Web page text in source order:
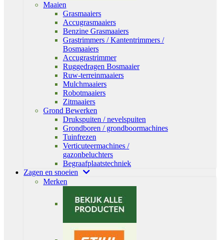
Maaien
Grasmaaiers
Accugrasmaaiers
Benzine Grasmaaiers
Grastrimmers / Kantentrimmers /
Bosmaaiers
Accugrastrimmer
Ruggedragen Bosmaaier
Ruw-terreinmaaiers
Mulchmaaiers
Robotmaaiers
Zitmaaiers
Grond Bewerken
Drukspuiten / nevelspuiten
Grondboren / grondboormachines
Tuinfrezen
Verticuteermachines /
gazonbeluchters
Begraafplaatstechniek
Zagen en snoeien
Merken